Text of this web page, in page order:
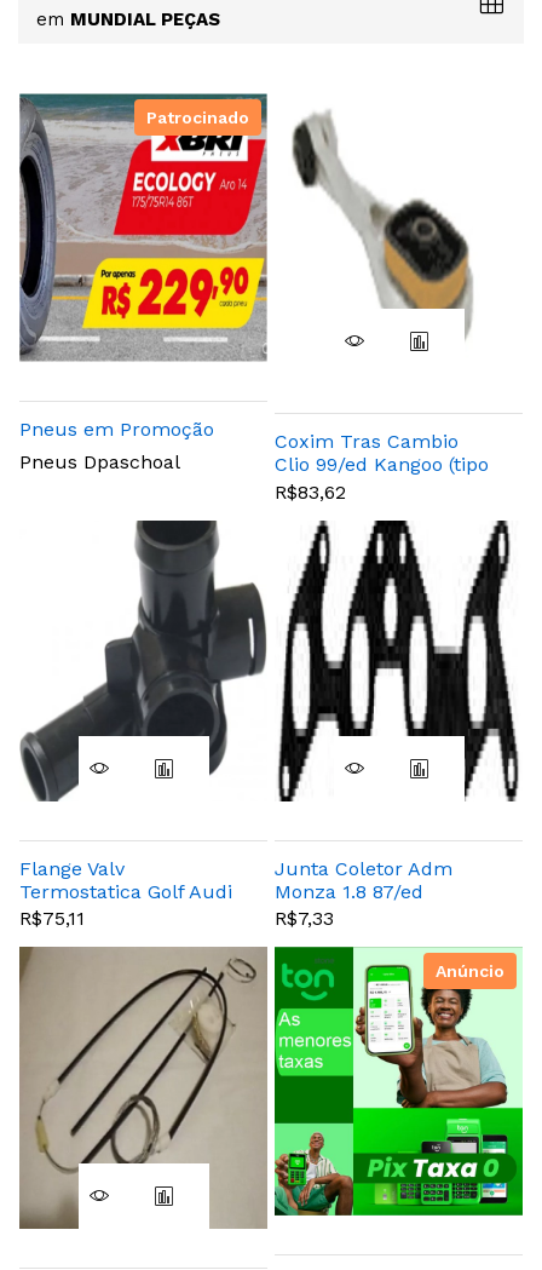
em MUNDIAL PEÇAS
Patrocinado
Pneus em Promoção
Pneus Dpaschoal
Coxim Tras Cambio
Clio 99/ed Kangoo (tipo
Bieleta)
R$83,62
Flange Valv
Termostatica Golf Audi
A3
R$75,11
Junta Coletor Adm
Monza 1.8 87/ed
R$7,33
Anúncio